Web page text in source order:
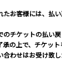
たお客様には、払
チケットの払い
の上で、チケット
わせはお受け致し